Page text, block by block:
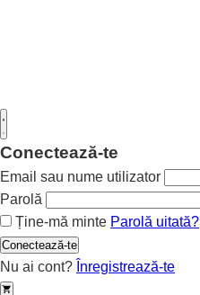
Conectează-te
Email sau nume utilizator
Parolă
Ține-mă minte Parolă uitată?
Conectează-te
Nu ai cont? Înregistrează-te